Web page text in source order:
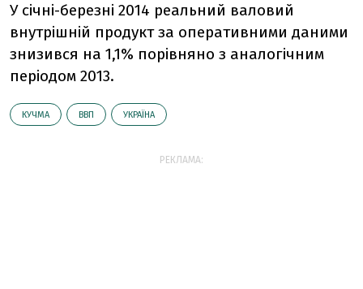
У січні-березні 2014 реальний валовий
внутрішній продукт за оперативними даними
знизився на 1,1% порівняно з аналогічним
періодом 2013.
КУЧМА ВВП УКРАЇНА
РЕКЛАМА: